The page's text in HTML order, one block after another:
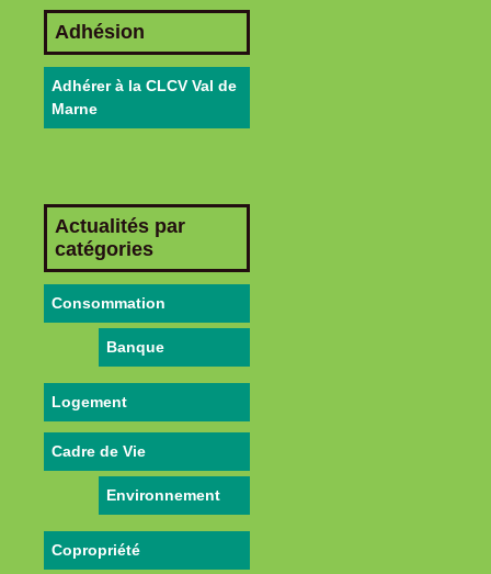
Adhésion
Adhérer à la CLCV Val de
Marne
Actualités par
catégories
Consommation
Banque
Logement
Cadre de Vie
Environnement
Copropriété